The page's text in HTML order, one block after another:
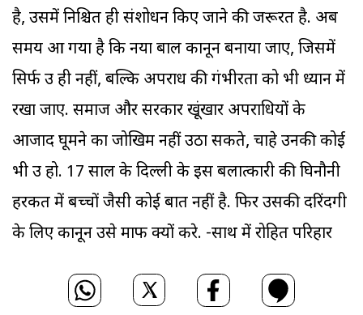
है, उसमें निश्चित ही संशोधन किए जाने की जरूरत है. अब
समय आ गया है कि नया बाल कानून बनाया जाए, जिसमें
सिर्फ उम्र ही नहीं, बल्कि अपराध की गंभीरता को भी ध्यान में
रखा जाए. समाज और सरकार खूंखार अपराधियों के
आजाद घूमने का जोखिम नहीं उठा सकते, चाहे उनकी कोई
भी उम्र हो. 17 साल के दिल्ली के इस बलात्कारी की घिनौनी
हरकत में बच्चों जैसी कोई बात नहीं है. फिर उसकी दरिंदगी
के लिए कानून उसे माफ क्यों करे. -साथ में रोहित परिहार